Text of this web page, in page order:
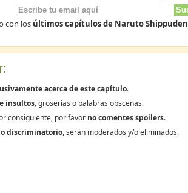
con los últimos capítulos de Naruto Shippuden
acerca de este capítulo.
insultos, groserías o palabras obscenas.
consiguiente, por favor no comentes spoilers.
discriminatorio, serán moderados y/o eliminados.